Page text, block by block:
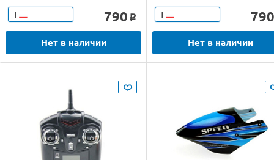
Т 790 o
Нет в наличии
Т 790
Нет в наличии